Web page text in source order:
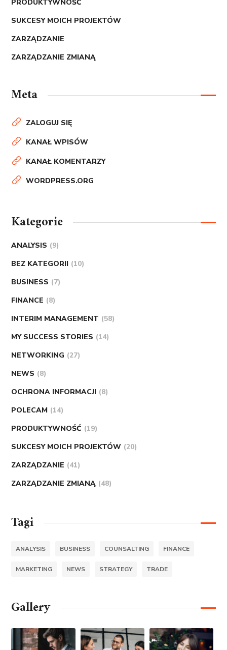
PRODUKTYWNOŚĆ
SUKCESY MOICH PROJEKTÓW
ZARZĄDZANIE
ZARZĄDZANIE ZMIANĄ
Meta
ZALOGUJ SIĘ
KANAŁ WPISÓW
KANAŁ KOMENTARZY
WORDPRESS.ORG
Kategorie
ANALYSIS (9)
BEZ KATEGORII (10)
BUSINESS (7)
FINANCE (8)
INTERIM MANAGEMENT (58)
MY SUCCESS STORIES (14)
NETWORKING (27)
NEWS (8)
OCHRONA INFORMACJI (8)
POLECAM (14)
PRODUKTYWNOŚĆ (19)
SUKCESY MOICH PROJEKTÓW (20)
ZARZĄDZANIE (41)
ZARZĄDZANIE ZMIANĄ (48)
Tagi
ANALYSIS BUSINESS COUNSALTING FINANCE
MARKETING NEWS STRATEGY TRADE
Gallery